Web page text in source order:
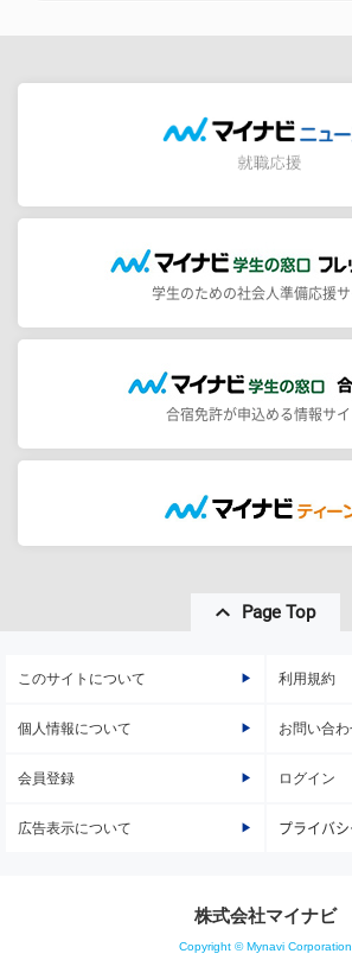
学生のための社会人準備応援サ
合宿免許が申込める情報サイ
Page Top
このサイトについて 利用規約
個人情報について お問い合
会員登録 ログイン
広告表示について プライバ
株式会社マイナビ
Copyright © Mynavi Corporation